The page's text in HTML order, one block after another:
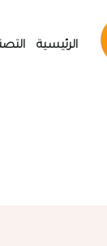
الرئيسية